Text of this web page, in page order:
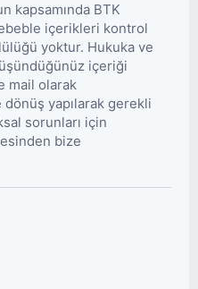
kapsamında BTK
içerikleri kontrol
yoktur. Hukuka ve
içeriği
mail olarak
yapılarak gerekli
sorunları için
bize